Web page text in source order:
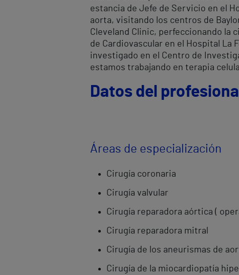
estancia de Jefe de Servicio en el
aorta, visitando los centros de
Cleveland Clinic, perfeccionando la
de Cardiovascular en el Hospital La
investigado en el Centro de
estamos trabajando en terapia
Datos del profesional
Áreas de especialización
Cirugía coronaria
Cirugía valvular
Cirugía reparadora aórtica (
Cirugía reparadora mitral
Cirugía de los aneurismas de
Cirugía de la miocardiopatía